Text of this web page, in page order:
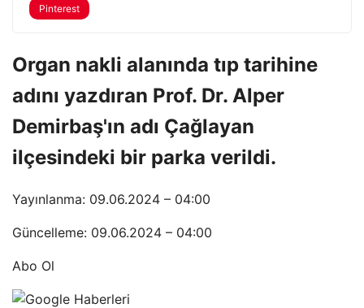
Pinterest
Organ nakli alanında tıp tarihine
adını yazdıran Prof. Dr. Alper
Demirbaş'ın adı Çağlayan
ilçesindeki bir parka verildi.
Yayınlanma: 09.06.2024 – 04:00
Güncelleme: 09.06.2024 – 04:00
Abo Ol